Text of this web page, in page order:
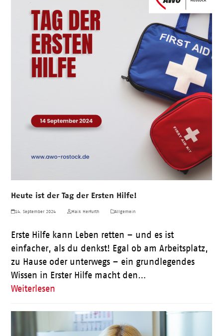
Heute ist der Tag der Ersten Hilfe!
14. September 2024 Maik Herfurth Allgemein
Erste Hilfe kann Leben retten – und es ist
einfacher, als du denkst! Egal ob am Arbeitsplatz,
zu Hause oder unterwegs – ein grundlegendes
Wissen in Erster Hilfe macht den…
Weiterlesen